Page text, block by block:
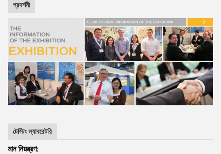
প্রদর্শনী
টেস্টিং ল্যাবরেটরি
মান নিয়ন্ত্রণ: